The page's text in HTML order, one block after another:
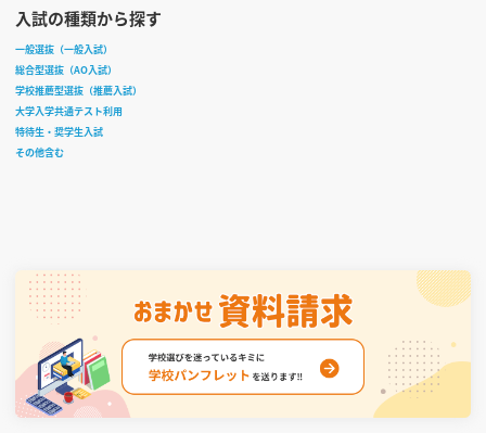
入試の種類から探す
一般選抜（一般入試）
総合型選抜（AO入試）
学校推薦型選抜（推薦入試）
大学入学共通テスト利用
特待生・奨学生入試
その他含む